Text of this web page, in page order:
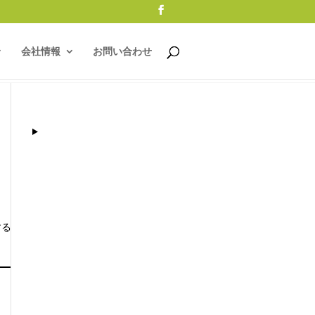
会社情報 お問い合わせ